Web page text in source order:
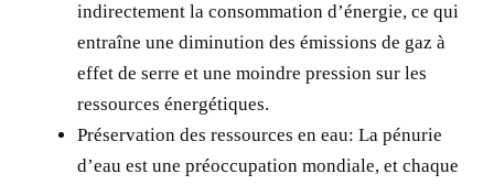
indirectement la consommation d’énergie, ce qui
entraîne une diminution des émissions de gaz à
effet de serre et une moindre pression sur les
ressources énergétiques.
Préservation des ressources en eau: La pénurie
d’eau est une préoccupation mondiale, et chaque